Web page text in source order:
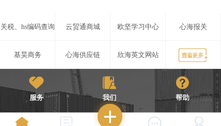
关税、hs编码查询 云贸通商城 欧坚学习中心 心海报关
基昊商务 心海供应链 欣海英文网站
博来珍品 心航报关 瀚而普国际贸易
康索特关务咨询 欧高国际 中国报关协会 上海市报关协会
服务 我们 帮助